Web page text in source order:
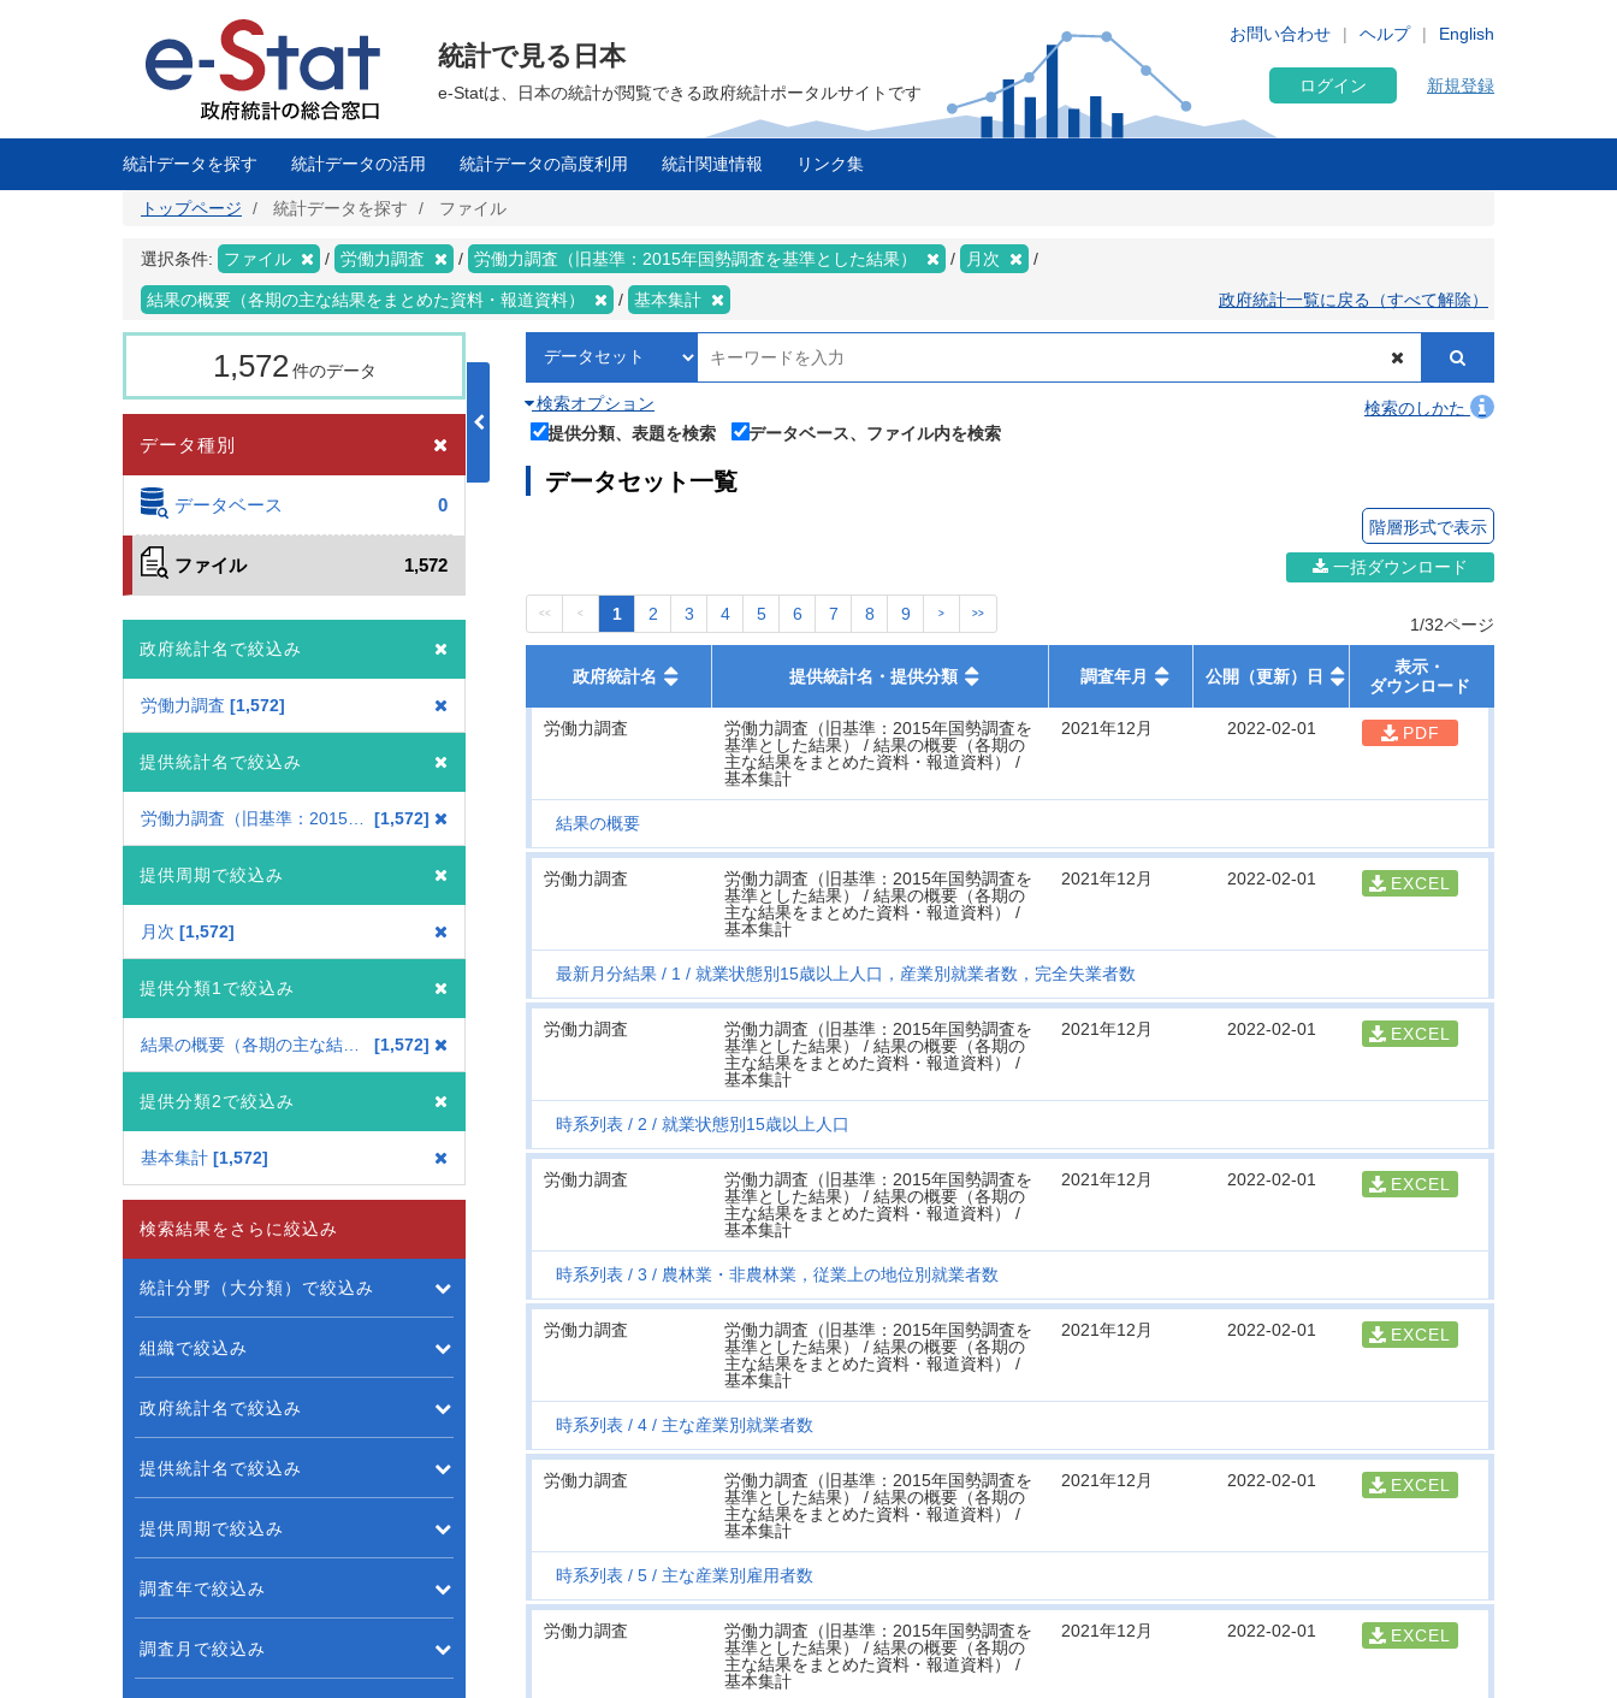
に
English
お問い合わせ ヘルプ
統計で見る日本
e-Statは、日本の統計が閲覧できる政府統計ポータルサイトです ログイン 新規登録
統計データを探す 統計データの活用 統計データの高度利用 統計関連情報 リンク集
トップページ 統計データを探す ファイル
選択条件: ファイル 労働力調査 労働力調査（旧基準：2015年国勢調査を基準とした結果） 月次
結果の概要（各期の主な結果をまとめた資料・報道資料） 基本集計 政府統計一覧に戻る（すべて解除）
1,572 件のデータ
データ種別
データベース 0
ファイル 1,572
政府統計名で絞込み
労働力調査 1,572
提供統計名で絞込み
1,572
提供周期で絞込み
月次 1,572
提供分類1で絞込み
1,572
提供分類2で絞込み
基本集計 1,572
検索オプション
検索のしかた
提供分類、表題を検索
データベース、ファイル内を検索
データセット一覧
階層形式で表示
一括ダウンロード
<< < 1 2 3 4 5 6 7 8 9 > >>
1/32ページ
政府統計名 提供統計名・提供分類 調査年月 公開（更新）日
表示・
ダウンロード
労働力調査
労働力調査（旧基準：2015年国勢調査を
基準とした結果） / 結果の概要（各期の
主な結果をまとめた資料・報道資料） /
基本集計
2021年12月 2022-02-01 PDF
結果の概要
労働力調査
労働力調査（旧基準：2015年国勢調査を
基準とした結果） / 結果の概要（各期の
主な結果をまとめた資料・報道資料） /
基本集計
2021年12月 2022-02-01 EXCEL
最新月分結果 1 就業状態別15歳以上人口，産業別就業者数，完全失業者数
労働力調査
労働力調査（旧基準：2015年国勢調査を
基準とした結果） / 結果の概要（各期の
主な結果をまとめた資料・報道資料） /
基本集計
2021年12月 2022-02-01 EXCEL
時系列表 2 就業状態別15歳以上人口
労働力調査
労働力調査（旧基準：2015年国勢調査を
基準とした結果） / 結果の概要（各期の
主な結果をまとめた資料・報道資料） /
基本集計
2021年12月 2022-02-01 EXCEL
時系列表 3 農林業・非農林業，従業上の地位別就業者数
労働力調査
労働力調査（旧基準：2015年国勢調査を
基準とした結果） / 結果の概要（各期の
主な結果をまとめた資料・報道資料） /
基本集計
2021年12月 2022-02-01 EXCEL
時系列表 4 主な産業別就業者数
労働力調査
労働力調査（旧基準：2015年国勢調査を
基準とした結果） / 結果の概要（各期の
主な結果をまとめた資料・報道資料） /
基本集計
2021年12月 2022-02-01 EXCEL
時系列表 5 主な産業別雇用者数
労働力調査
労働力調査（旧基準：2015年国勢調査を
基準とした結果） / 結果の概要（各期の
主な結果をまとめた資料・報道資料） /
基本集計
2021年12月 2022-02-01 EXCEL
検索結果をさらに絞込み
統計分野（大分類）で絞込み
組織で絞込み
政府統計名で絞込み
提供統計名で絞込み
提供周期で絞込み
調査年で絞込み
調査月で絞込み